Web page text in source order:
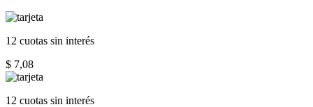
12 cuotas sin interés
$ 7,08
12 cuotas sin interés